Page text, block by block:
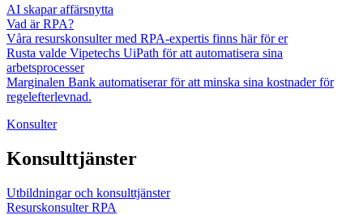
AI skapar affärsnytta
Vad är RPA?
Våra resurskonsulter med RPA-expertis finns här för er
Rusta valde Vipetechs UiPath för att automatisera sina
arbetsprocesser
Marginalen Bank automatiserar för att minska sina kostnader för
regelefterlevnad.
Konsulter
Konsulttjänster
Utbildningar och konsulttjänster
Resurskonsulter RPA